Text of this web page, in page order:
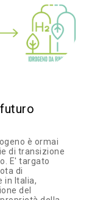
è ormai
di transizione
E' targato
di
in Italia,
del